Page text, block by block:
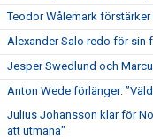
Teodor Wålemark förstärker
Alexander Salo redo för sin
Jesper Swedlund och
Anton Wede förlänger:
Julius Johansson klar för
att utmana"